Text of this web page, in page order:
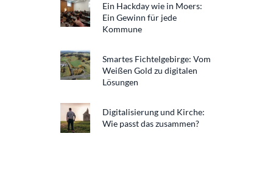
Ein Hackday wie in Moers:
Ein Gewinn für jede
Kommune
Smartes Fichtelgebirge: Vom
Weißen Gold zu digitalen
Lösungen
Digitalisierung und Kirche:
Wie passt das zusammen?